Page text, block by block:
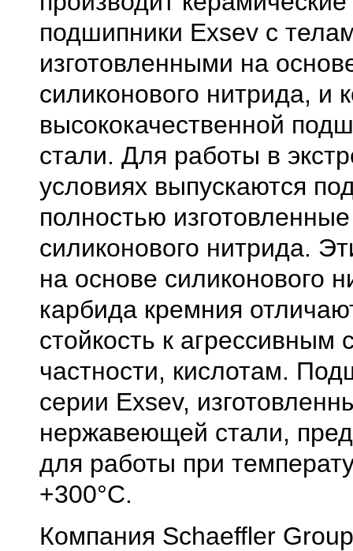
подшипники Exsev с
изготовленными на
силиконового нитрида, и
высококачественной
стали. Для работы в
условиях выпускаются
полностью
силиконового нитрида.
на основе силиконового
карбида кремния
стойкость к агрессивным
частности, кислотам.
серии Exsev,
нержавеющей стали,
для работы при
+300°С.
Компания Schaeffler